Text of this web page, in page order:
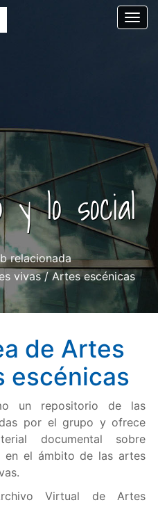
y lo social
relacionada
vivas / Artes escénicas
de Artes
escénicas
un repositorio de las
por el grupo y ofrece
documental sobre
en el ámbito de las artes
Virtual de Artes